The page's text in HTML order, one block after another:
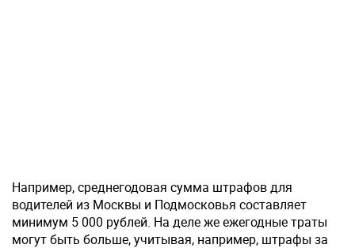
Например, среднегодовая сумма штрафов для
водителей из Москвы и Подмосковья составляет
минимум 5 000 рублей. На деле же ежегодные траты
могут быть больше, учитывая, например, штрафы за